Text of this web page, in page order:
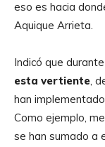
eso es hacia
Aquique Arrieta.
Indicó que durante
esta vertiente,
han
Como ejemplo,
se han sumado a